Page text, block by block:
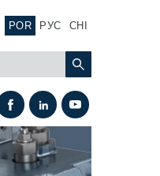
POR РУС CHI